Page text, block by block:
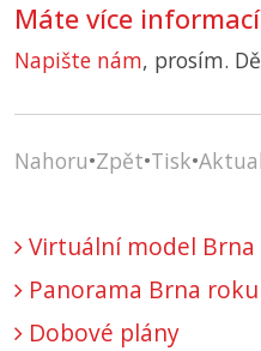
Máte více
Napište nám, prosím.
Nahoru•Zpět•Tisk•
Virtuální model Brna
Panorama Brna
Dobové plány